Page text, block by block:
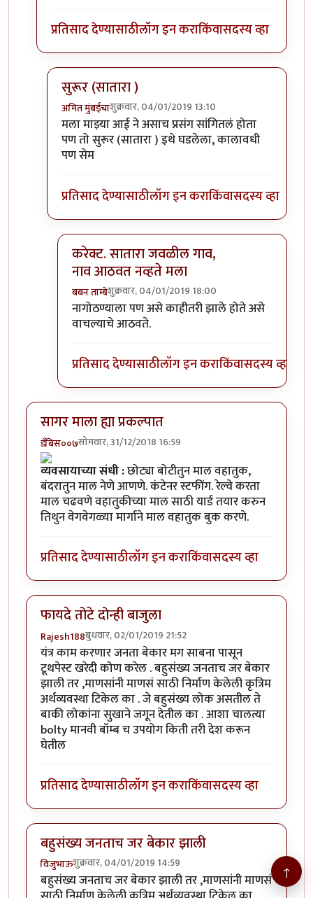
प्रतिसाद देण्यासाठीलॉग इन कराकिंवासदस्य व्हा
सुरूर (सातारा )
अमित मुंबईचाशुक्रवार, 04/01/2019 13:10
In reply toअशी घटना गेल्या दोन वर्षीपुर्वी
मला माझ्या आई ने असाच प्रसंग सांगितलं होता
पण तो सुरूर (सातारा ) इथे घडलेला, कालावधी
पण सेम
प्रतिसाद देण्यासाठीलॉग इन कराकिंवासदस्य व्हा
करेक्ट. सातारा जवळील गाव,
नाव आठवत नव्हते मला
बबन ताम्बेशुक्रवार, 04/01/2019 18:00
In reply toसुरूर (सातारा )byअमित मुंबईचा
नागोठण्याला पण असे काहीतरी झाले होते असे
वाचल्याचे आठवते.
प्रतिसाद देण्यासाठीलॉग इन कराकिंवासदस्य व्हा
सागर माला ह्या प्रकल्पात
डँबिस००७सोमवार, 31/12/2018 16:59
व्यवसायाच्या संधी :छोट्या बोटीतुन माल वहातुक,
बंदरातुन माल नेणे आणणे. कंटेनर स्टफींग. रेल्वे करता
माल चढवणे वहातुकीच्या माल साठी यार्ड तयार करुन
तिथुन वेगवेगळ्या मार्गाने माल वहातुक बुक करणे.
प्रतिसाद देण्यासाठीलॉग इन कराकिंवासदस्य व्हा
फायदे तोटे दोन्ही बाजुला
Rajesh188बुधवार, 02/01/2019 21:52
यंत्र काम करणार जनता बेकार मग साबना पासून
टूथपेस्ट खरेदी कोण करेल . बहुसंख्य जनताच जर बेकार
झाली तर ,माणसांनी माणसं साठी निर्माण केलेली कृत्रिम
अर्थव्यवस्था टिकेल का . जे बहुसंख्य लोक असतील ते
बाकी लोकांना सुखाने जगून देतील का . आशा चालत्या
bolty मानवी बॉम्ब च उपयोग किती तरी देश करून
घेतील
प्रतिसाद देण्यासाठीलॉग इन कराकिंवासदस्य व्हा
बहुसंख्य जनताच जर बेकार झाली
विजुभाऊशुक्रवार, 04/01/2019 14:59
बहुसंख्य जनताच जर बेकार झाली तर ,माणसांनी माणसं ↑